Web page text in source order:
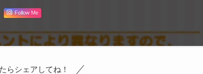
Follow Me
らシェアしてね！